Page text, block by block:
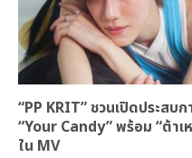
“PP KRIT” ชวนเปิดประสบ
“Your Candy” พร้อม “ต้าเ
ใน MV